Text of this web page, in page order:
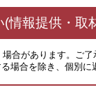
情報提供・取
合があります。ご了
場合を除き、個別に